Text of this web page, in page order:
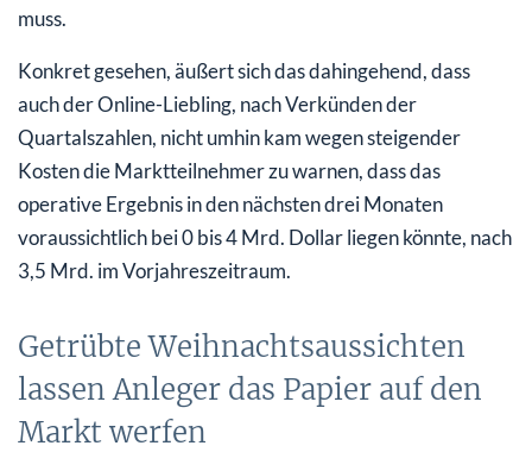
muss.
Konkret gesehen, äußert sich das dahingehend, dass
auch der Online-Liebling, nach Verkünden der
Quartalszahlen, nicht umhin kam wegen steigender
Kosten die Marktteilnehmer zu warnen, dass das
operative Ergebnis in den nächsten drei Monaten
voraussichtlich bei 0 bis 4 Mrd. Dollar liegen könnte, nach
3,5 Mrd. im Vorjahreszeitraum.
Getrübte Weihnachtsaussichten
lassen Anleger das Papier auf den
Markt werfen